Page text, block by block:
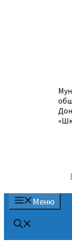
Меню